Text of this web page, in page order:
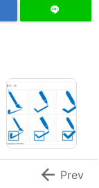
 Prev